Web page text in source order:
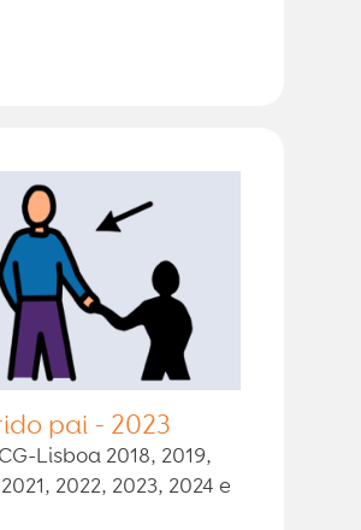
pai - 2023
Lisboa 2018, 2019,
2022, 2023, 2024 e